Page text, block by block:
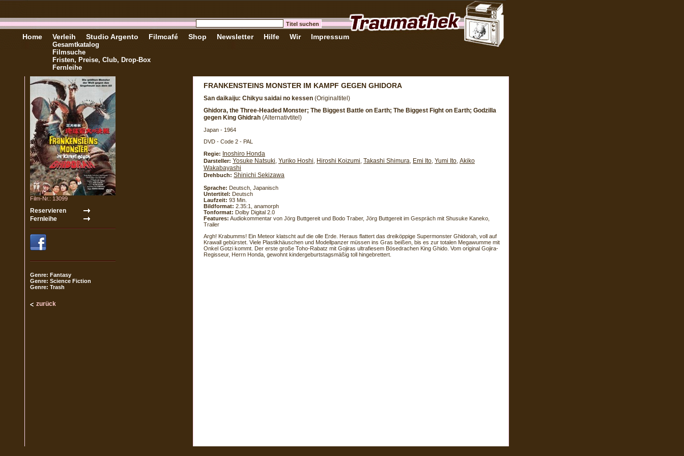
Home Verleih
Gesamtkatalog
Filmsuche
Fristen, Preise, Club, Drop-Box
Fernleihe
Studio Argento Filmcafé Shop Newsletter Hilfe Wir Impressum
Film-Nr.: 13099
Genre: Fantasy
Genre: Science Fiction
Genre: Trash
zurück
FRANKENSTEINS MONSTER IM KAMPF GEGEN GHIDORA
San daikaiju: Chikyu saidai no kessen (Originaltitel)
Ghidora, the Three-Headed Monster; The Biggest Battle on Earth; The Biggest Fight on Earth; Godzilla
gegen King Ghidrah (Alternativtitel)
Japan - 1964
DVD - Code 2 - PAL
Regie: Inoshiro Honda
Darsteller: Yosuke Natsuki Yuriko Hoshi Hiroshi Koizumi Takashi Shimura Emi Ito Yumi Ito Akiko
Wakabayashi
Drehbuch: Shinichi Sekizawa
Sprache: Deutsch, Japanisch
Untertitel: Deutsch
Laufzeit: 93 Min.
Bildformat: 2.35:1, anamorph
Tonformat: Dolby Digital 2.0
Features: Audiokommentar von Jörg Buttgereit und Bodo Traber, Jörg Buttgereit im Gespräch mit Shusuke Kaneko,
Trailer
Argh! Krabumms! Ein Meteor klatscht auf die olle Erde. Heraus flattert das dreiköppige Supermonster Ghidorah, voll auf
Krawall gebürstet. Viele Plastikhäuschen und Modellpanzer müssen ins Gras beißen, bis es zur totalen Megawumme mit
Onkel Gotzi kommt. Der erste große Toho-Rabatz mit Gojiras ultrafiesem Bösedrachen King Ghido. Vom original Gojira-
Regisseur, Herrn Honda, gewohnt kindergeburtstagsmäßig toll hingebrettert.